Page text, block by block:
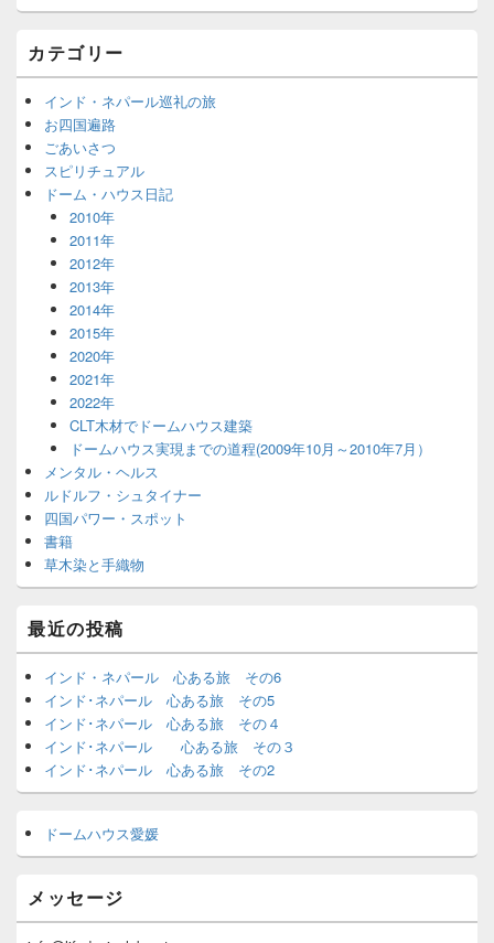
カテゴリー
インド・ネパール巡礼の旅
お四国遍路
ごあいさつ
スピリチュアル
ドーム・ハウス日記
2010年
2011年
2012年
2013年
2014年
2015年
2020年
2021年
2022年
CLT木材でドームハウス建築
ドームハウス実現までの道程(2009年10月～2010年7月）
メンタル・ヘルス
ルドルフ・シュタイナー
四国パワー・スポット
書籍
草木染と手織物
最近の投稿
インド・ネパール 心ある旅 その6
インド･ネパール 心ある旅 その5
インド･ネパール 心ある旅 その４
インド･ネパール 心ある旅 その３
インド･ネパール 心ある旅 その2
ドームハウス愛媛
メッセージ